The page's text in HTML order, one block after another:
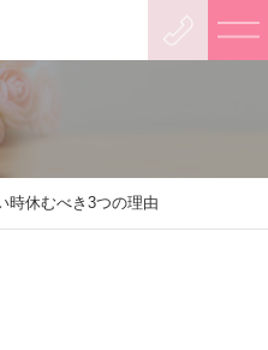
時休むべき3つの理由